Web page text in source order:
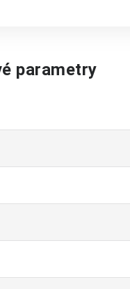
parametry